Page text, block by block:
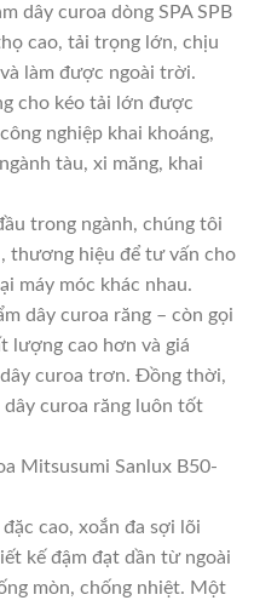
dây curoa dòng SPA SPB
cao, tải trọng lớn, chịu
làm được ngoài trời.
cho kéo tải lớn được
nghiệp khai khoáng,
tàu, xi măng, khai
trong ngành, chúng tôi
thương hiệu để tư vấn cho
máy móc khác nhau.
dây curoa răng – còn gọi
lượng cao hơn và giá
curoa trơn. Đồng thời,
dây curoa răng luôn tốt
Mitsusumi Sanlux B50-
cao, xoắn đa sợi lõi
kế đậm đạt dần từ ngoài
mòn, chống nhiệt. Một